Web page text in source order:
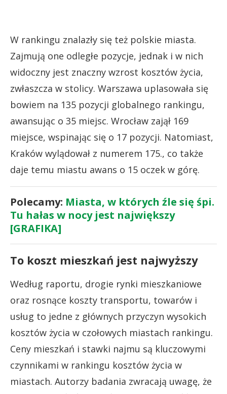
W rankingu znalazły się też polskie miasta.
Zajmują one odległe pozycje, jednak i w nich
widoczny jest znaczny wzrost kosztów życia,
zwłaszcza w stolicy. Warszawa uplasowała się
bowiem na 135 pozycji globalnego rankingu,
awansując o 35 miejsc. Wrocław zajął 169
miejsce, wspinając się o 17 pozycji. Natomiast,
Kraków wylądował z numerem 175., co także
daje temu miastu awans o 15 oczek w górę.
Polecamy: Miasta, w których źle się śpi.
Tu hałas w nocy jest największy
[GRAFIKA]
To koszt mieszkań jest najwyższy
Według raportu, drogie rynki mieszkaniowe
oraz rosnące koszty transportu, towarów i
usług to jedne z głównych przyczyn wysokich
kosztów życia w czołowych miastach rankingu.
Ceny mieszkań i stawki najmu są kluczowymi
czynnikami w rankingu kosztów życia w
miastach. Autorzy badania zwracają uwagę, że